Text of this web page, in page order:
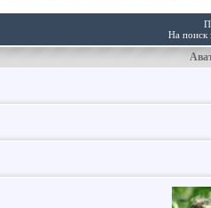
На поиск